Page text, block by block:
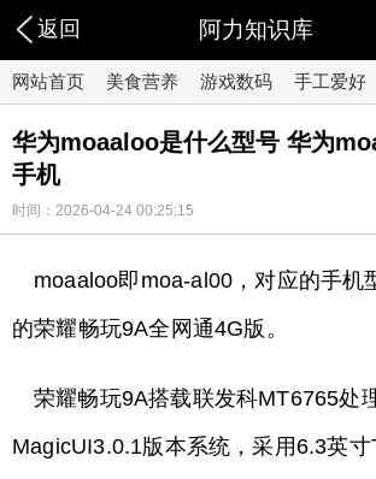
返回 阿力知识库
网站首页 美食营养 游戏数码 手工爱好
华为moaaloo是什么型号 华为
手机
时间：2026-04-24 00:25:15
moaaloo即moa-al00，对应的手机
的荣耀畅玩9A全网通4G版。
荣耀畅玩9A搭载联发科MT6765处
MagicUI3.0.1版本系统，采用6.3英